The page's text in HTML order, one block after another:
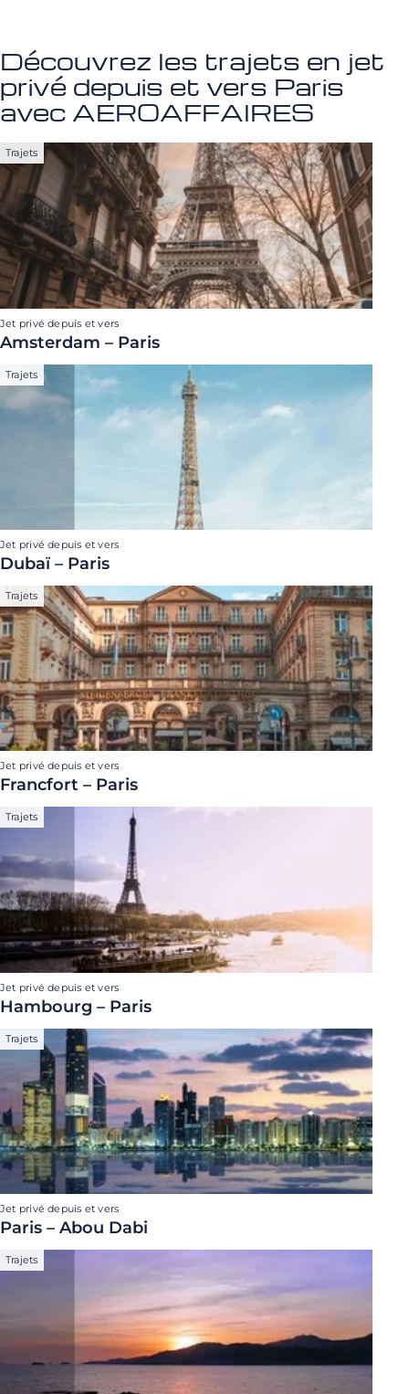
Découvrez les trajets en jet
privé depuis et vers Paris
avec AEROAFFAIRES
Trajets
Jet privé depuis et vers
Amsterdam – Paris
Trajets
Jet privé depuis et vers
Dubaï – Paris
Trajets
Jet privé depuis et vers
Francfort – Paris
Trajets
Jet privé depuis et vers
Hambourg – Paris
Trajets
Jet privé depuis et vers
Paris – Abou Dabi
Trajets